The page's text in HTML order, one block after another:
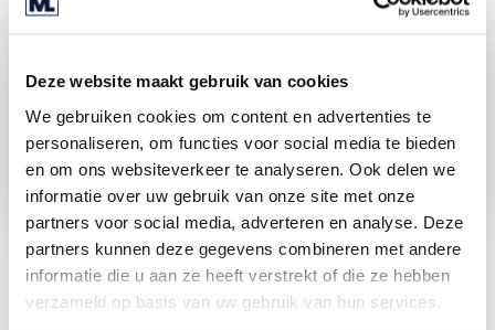
Deze website maakt gebruik van cookies
We gebruiken cookies om content en advertenties te
personaliseren, om functies voor social media te bieden
en om ons websiteverkeer te analyseren. Ook delen we
informatie over uw gebruik van onze site met onze
partners voor social media, adverteren en analyse. Deze
partners kunnen deze gegevens combineren met andere
informatie die u aan ze heeft verstrekt of die ze hebben
verzameld op basis van uw gebruik van hun services.
Inni współpracownicy